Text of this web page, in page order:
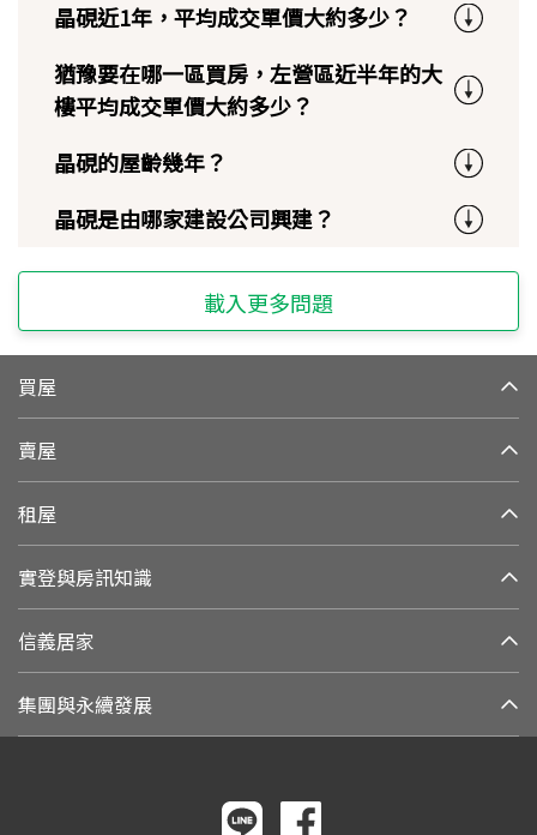
晶硯近1年，平均成交單價大約多少？
猶豫要在哪一區買房，左營區近半年的大
樓平均成交單價大約多少？
晶硯的屋齡幾年？
晶硯是由哪家建設公司興建？
載入更多問題
買屋
賣屋
租屋
實登與房訊知識
信義居家
集團與永續發展